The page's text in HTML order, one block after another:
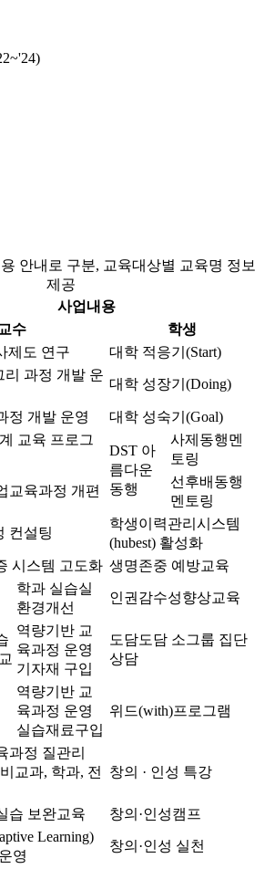
안내로 구분, 교육대상별 교육명 정보
제공
사업내용
교수
학생
제도 연구
대학 적응기(Start)
리 과정 개발 운
대학 성장기(Doing)
정 개발 운영
대학 성숙기(Goal)
교육 프로그
DST 아
름다운
동행
사제동행멘
토링
교육과정 개편
선후배동행
멘토링
컨설팅
학생이력관리시스템
(hubest) 활성화
시스템 고도화 생명존중 예방교육
학과 실습실
환경개선
인권감수성향상교육
역량기반 교
육과정 운영
기자재 구입
도담도담 소그룹 집단
상담
역량기반 교
육과정 운영
실습재료구입
위드(with)프로그램
과정 질관리
교과, 학과, 전
창의 · 인성 특강
습 보완교육
창의·인성캠프
Learning)
영
창의·인성 실천